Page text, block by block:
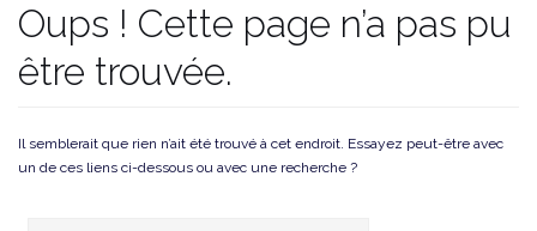
Oups ! Cette page n’a pas pu
être trouvée.
Il semblerait que rien n’ait été trouvé à cet endroit. Essayez peut-être avec
un de ces liens ci-dessous ou avec une recherche ?